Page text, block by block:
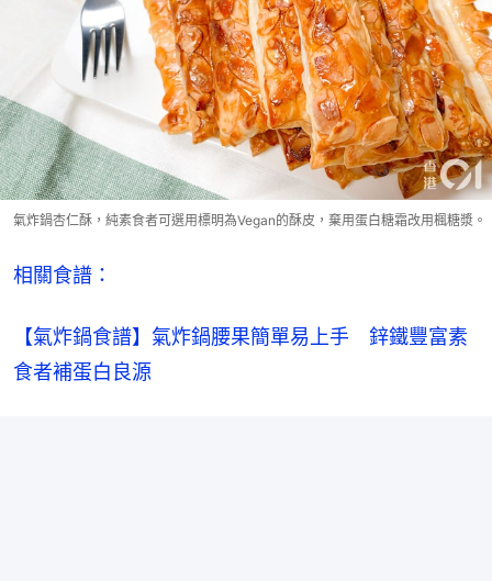
氣炸鍋杏仁酥，純素食者可選用標明為Vegan的酥皮，棄用蛋白糖霜改用楓糖漿。
相關食譜：
【氣炸鍋食譜】氣炸鍋腰果簡單易上手　鋅鐵豐富素
食者補蛋白良源